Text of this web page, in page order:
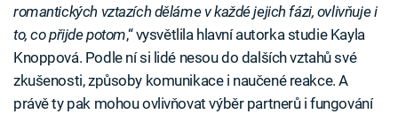
romantických vztazích děláme v každé jejich fázi, ovlivňuje i
to, co přijde potom,“ vysvětlila hlavní autorka studie Kayla
Knoppová. Podle ní si lidé nesou do dalších vztahů své
zkušenosti, způsoby komunikace i naučené reakce. A
právě ty pak mohou ovlivňovat výběr partnerů i fungování